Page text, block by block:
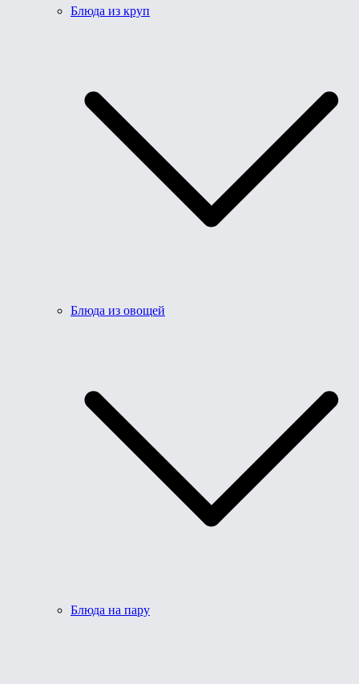
Блюда из круп
Блюда из овощей
Блюда на пару